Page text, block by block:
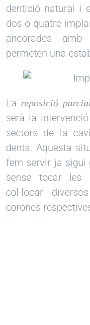
dentició natural i
dos o quatre
ancorades
permeten una
La reposició
serà la
sectors de la
dents. Aquesta
fem servir ja sigui
sense tocar les
col·locar
corones